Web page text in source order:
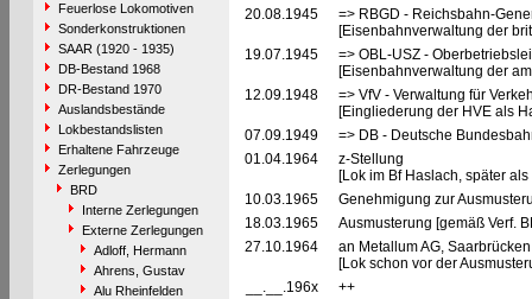
Feuerlose Lokomotiven
Sonderkonstruktionen
SAAR (1920 - 1935)
DB-Bestand 1968
DR-Bestand 1970
Auslandsbestände
Lokbestandslisten
Erhaltene Fahrzeuge
Zerlegungen
BRD
Interne Zerlegungen
Externe Zerlegungen
Adloff, Hermann
Ahrens, Gustav
Alu Rheinfelden
20.08.1945
=> RBGD - Reichsbahn-
[Eisenbahnverwaltung der
19.07.1945
=> OBL-USZ -
[Eisenbahnverwaltung der
12.09.1948
=> VfV - Verwaltung für
[Eingliederung der HVE als
07.09.1949
=> DB - Deutsche
01.04.1964
z-Stellung
[Lok im Bf Haslach, später
10.03.1965
Genehmigung zur
18.03.1965
Ausmusterung [gemäß Verf.
27.10.1964
an Metallum AG,
[Lok schon vor der
__.__.196x
++